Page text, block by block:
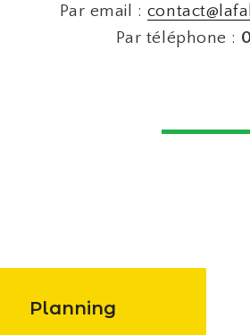
Par email :
Par téléphone :
Planning